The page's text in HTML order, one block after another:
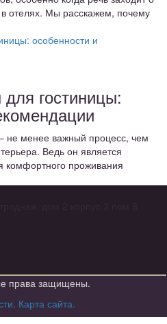
отелях. Мы расскажем, почему
гостиницы:
не менее важный процесс, чем
Ведь он является
комфортного проживания
права защищены.
Карта сайта.